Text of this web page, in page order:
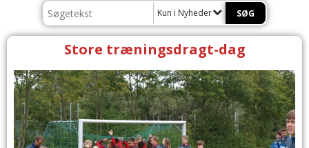
Kun i Nyheder
Store træningsdragt-dag